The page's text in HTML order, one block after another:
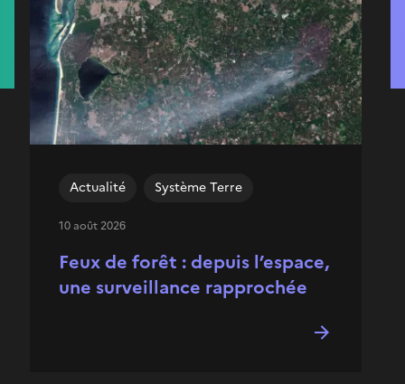
Feux de forêt : depuis l’espace,
une surveillance rapprochée
Actualité Système Terre
10 août 2026